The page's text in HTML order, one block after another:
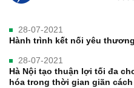
28-07-2021
Hành trình kết nối yêu thương
28-07-2021
Hà Nội tạo thuận lợi tối đa
hóa trong thời gian giãn cách